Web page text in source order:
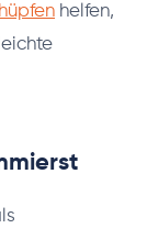
helfen,